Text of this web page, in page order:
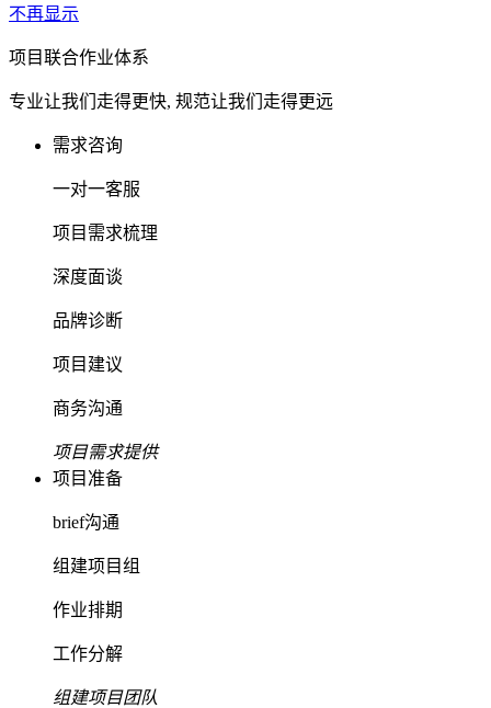
不再显示
项目联合作业体系
专业让我们走得更快, 规范让我们走得更远
需求咨询
一对一客服
项目需求梳理
深度面谈
品牌诊断
项目建议
商务沟通
项目需求提供
项目准备
brief沟通
组建项目组
作业排期
工作分解
组建项目团队